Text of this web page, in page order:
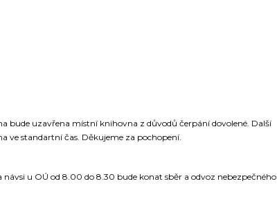
bude uzavřena místní knihovna z důvodů čerpání dovolené. Další
ve standartní čas. Děkujeme za pochopení.
u OÚ od 8.00 do 8.30 bude konat sběr a odvoz nebezpečného